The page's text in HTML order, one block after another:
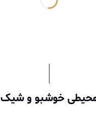
خوشبو و شیک